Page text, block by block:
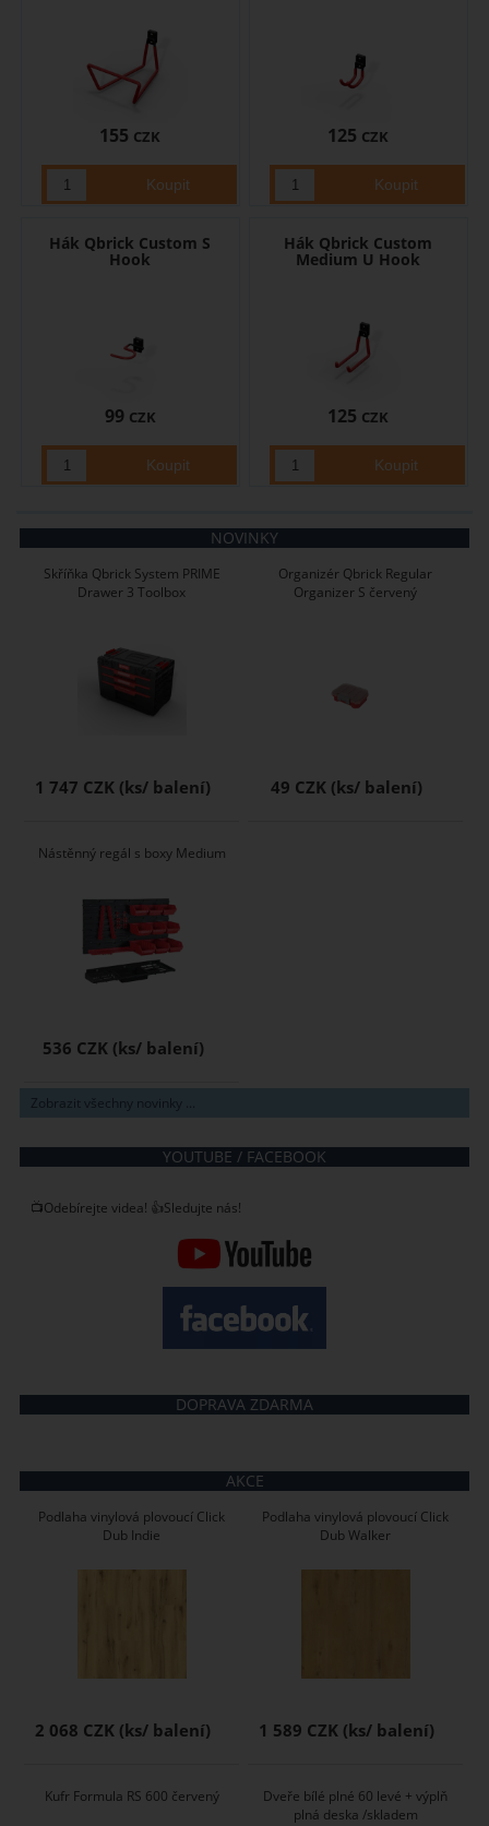
155 CZK 125 CZK
Hák Qbrick Custom S
Hook
99 CZK
Hák Qbrick Custom
Medium U Hook
125 CZK
NOVINKY
Skříňka Qbrick System PRIME
Drawer 3 Toolbox
1 747 CZK
Organizér Qbrick Regular
Organizer S červený
49 CZK
Nástěnný regál s boxy Medium
536 CZK
Zobrazit všechny novinky ...
YOUTUBE / FACEBOOK
📺Odebírejte videa! 👍Sledujte nás!
DOPRAVA ZDARMA
AKCE
Podlaha vinylová plovoucí Click
Dub Indie
2 068 CZK
Podlaha vinylová plovoucí Click
Dub Walker
1 589 CZK
Kufr Formula RS 600 červený
Dveře bílé plné 60 levé + výplň
plná deska /skladem